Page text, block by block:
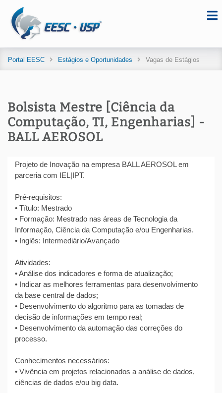
Portal EESC Estágios e Oportunidades Vagas de Estágios
Bolsista Mestre [Ciência da
Computação, TI, Engenharias] -
BALL AEROSOL
Projeto de Inovação na empresa BALL AEROSOL em
parceria com IEL|IPT.
Pré-requisitos:
• Título: Mestrado
• Formação: Mestrado nas áreas de Tecnologia da
Informação, Ciência da Computação e/ou Engenharias.
• Inglês: Intermediário/Avançado
Atividades:
• Análise dos indicadores e forma de atualização;
• Indicar as melhores ferramentas para desenvolvimento
da base central de dados;
• Desenvolvimento do algoritmo para as tomadas de
decisão de informações em tempo real;
• Desenvolvimento da automação das correções do
processo.
Conhecimentos necessários:
• Vivência em projetos relacionados a análise de dados,
ciências de dados e/ou big data.